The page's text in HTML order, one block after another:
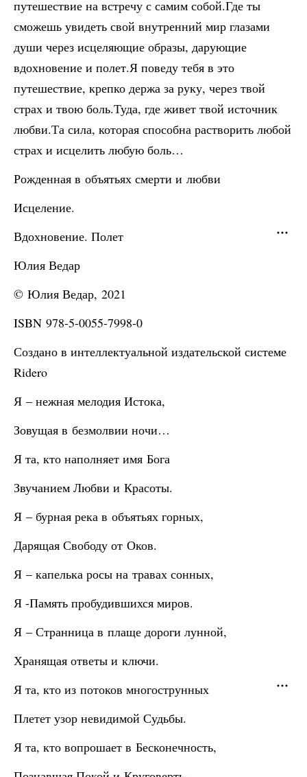
путешествие на встречу с самим собой.Где ты
сможешь увидеть свой внутренний мир глазами
души через исцеляющие образы, дарующие
вдохновение и полет.Я поведу тебя в это
путешествие, крепко держа за руку, через твой
страх и твою боль.Туда, где живет твой источник
любви.Та сила, которая способна растворить любой
страх и исцелить любую боль…
Рожденная в объятьях смерти и любви
Исцеление.
Вдохновение. Полет
Юлия Ведар
© Юлия Ведар, 2021
ISBN 978-5-0055-7998-0
Создано в интеллектуальной издательской системе
Ridero
Я – нежная мелодия Истока,
Зовущая в безмолвии ночи…
Я та, кто наполняет имя Бога
Звучанием Любви и Красоты.
Я – бурная река в объятьях горных,
Дарящая Свободу от Оков.
Я – капелька росы на травах сонных,
Я -Память пробудившихся миров.
Я – Странница в плаще дороги лунной,
Хранящая ответы и ключи.
Я та, кто из потоков многострунных
Плетет узор невидимой Судьбы.
Я та, кто вопрошает в Бесконечность,